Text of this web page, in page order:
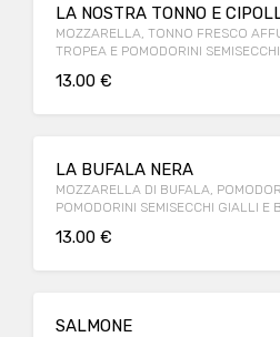
LA NOSTRA TONNO E
MOZZARELLA, TONNO FRESCO
TROPEA E POMODORINI
13.00 €
LA BUFALA NERA
MOZZARELLA DI BUFALA,
POMODORINI SEMISECCHI GIALLI E
13.00 €
SALMONE